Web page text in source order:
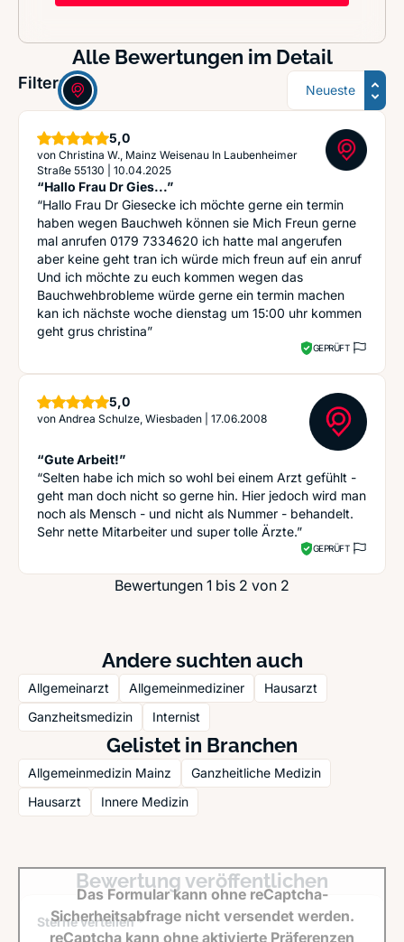
Alle Bewertungen im Detail
Filter: Sortierung
5,0Sterne
von Christina W., Mainz Weisenau In Laubenheimer
Straße 55130
10.04.2025
“Hallo Frau Dr Gies...”
“Hallo Frau Dr Giesecke ich möchte gerne ein termin
haben wegen Bauchweh können sie Mich Freun gerne
mal anrufen 0179 7334620 ich hatte mal angerufen
aber keine geht tran ich würde mich freun auf ein anruf
Und ich möchte zu euch kommen wegen das
Bauchwehbrobleme würde gerne ein termin machen
kan ich nächste woche dienstag um 15:00 uhr kommen
geht grus christina”
GEPRÜFT
5,0Sterne
von Andrea Schulze, Wiesbaden 17.06.2008
“Gute Arbeit!”
“Selten habe ich mich so wohl bei einem Arzt gefühlt -
geht man doch nicht so gerne hin. Hier jedoch wird man
noch als Mensch - und nicht als Nummer - behandelt.
Sehr nette Mitarbeiter und super tolle Ärzte.”
GEPRÜFT
Bewertungen 1 bis 2 von 2
Andere suchten auch
Allgemeinarzt Allgemeinmediziner
Hausarzt
Ganzheitsmedizin
Internist
Gelistet in Branchen
Allgemeinmedizin Mainz
Ganzheitliche Medizin
Hausarzt
Innere Medizin
Bewertung veröffentlichen
Sterne verteilen *
Das Formular kann ohne reCaptcha-
Sicherheitsabfrage nicht versendet werden.
reCaptcha kann ohne aktivierte Präferenzen